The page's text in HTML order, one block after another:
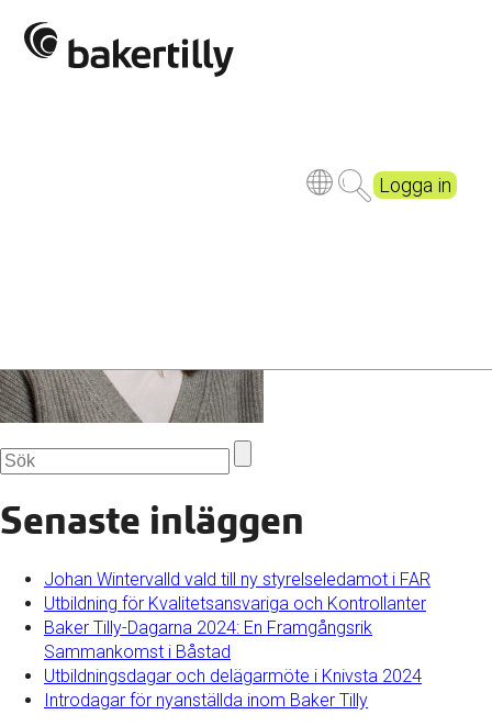
Logga in
Baker Tilly-6_72dpi
Senaste inläggen
Johan Wintervalld vald till ny styrelseledamot i FAR
Utbildning för Kvalitetsansvariga och Kontrollanter
Baker Tilly-Dagarna 2024: En Framgångsrik
Sammankomst i Båstad
Utbildningsdagar och delägarmöte i Knivsta 2024
Introdagar för nyanställda inom Baker Tilly